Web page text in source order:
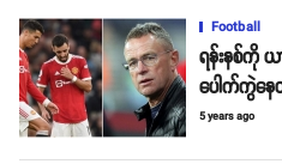
Football
ရန်းနစ်ကို
ပေါက်ကွဲနေ
5 years ago